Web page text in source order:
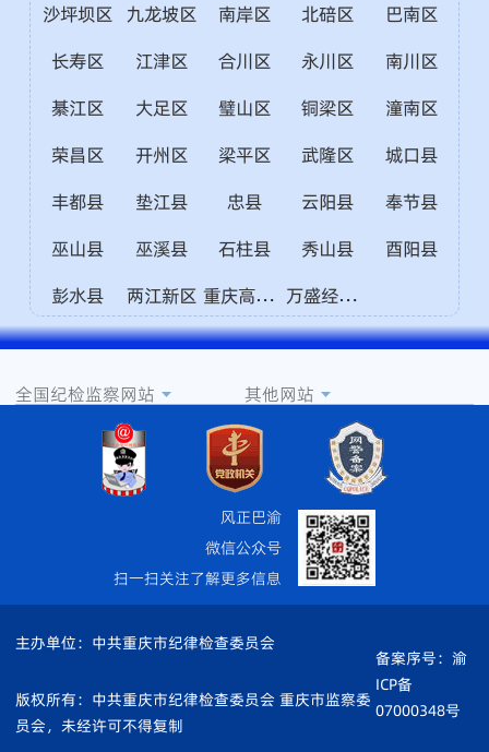
沙坪坝区 九龙坡区 南岸区 北碚区
巴南区
长寿区
江津区 合川区 永川区
南川区
綦江区
大足区 璧山区 铜梁区
潼南区
荣昌区
开州区 梁平区 武隆区
城口县
丰都县
垫江县 忠县 云阳县
奉节县
巫山县
巫溪县 石柱县 秀山县
酉阳县
彭水县
两江新区 重庆高新区 万盛经开区
全国纪检监察网站 其他网站
风正巴渝
微信公众号
扫一扫关注了解更多信息
主办单位：中共重庆市纪律检查委员会
版权所有：中共重庆市纪律检查委员会 重庆市监察委
员会，未经许可不得复制
备案序号：渝
ICP备
07000348号